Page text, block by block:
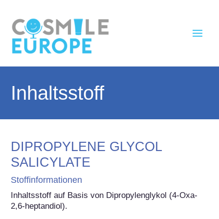
Inhaltsstoff
DIPROPYLENE GLYCOL
SALICYLATE
Stoffinformationen
Inhaltsstoff auf Basis von Dipropylenglykol (4-Oxa-
2,6-heptandiol).